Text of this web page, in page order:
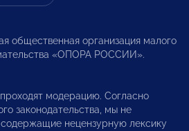
общественная организация малого
«ОПОРА РОССИИ».
модерацию. Согласно
законодательства, мы не
нецензурную лексику